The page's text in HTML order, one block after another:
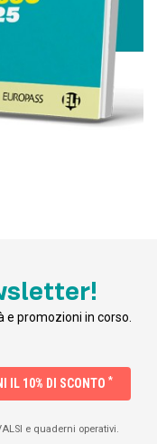
e promozioni in corso.
IL 10% DI SCONTO *
e quaderni operativi.